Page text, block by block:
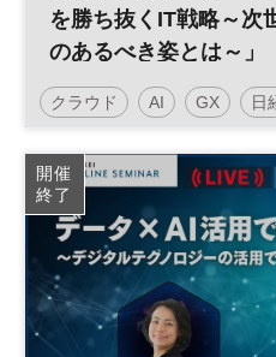
を勝ち抜くIT戦略～次
のあるべき姿とは～」
クラウド AI GX 日
データ DX
参加無料
開催
終了